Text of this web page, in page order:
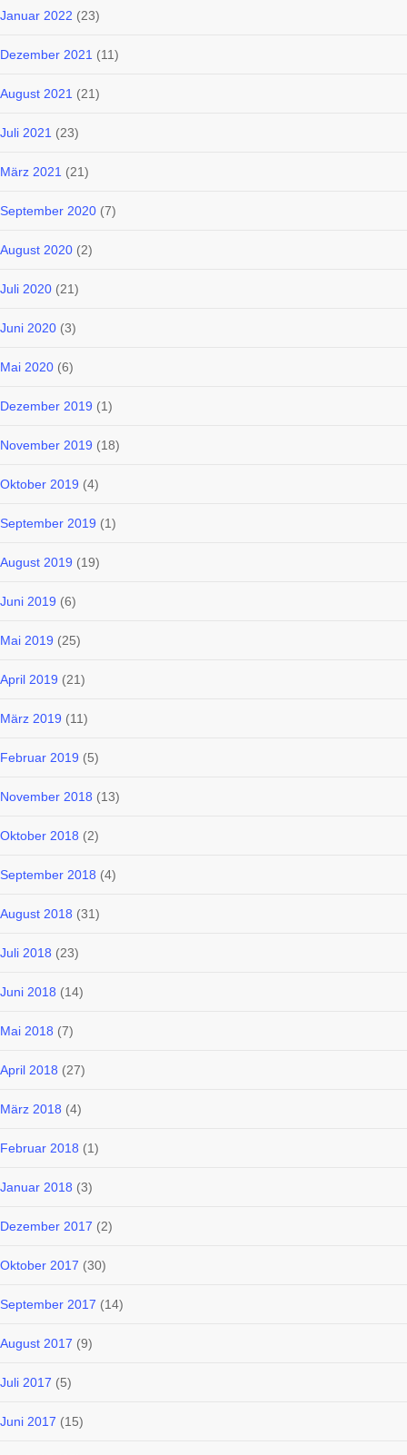
Januar 2022 (23)
Dezember 2021 (11)
August 2021 (21)
Juli 2021 (23)
März 2021 (21)
September 2020 (7)
August 2020 (2)
Juli 2020 (21)
Juni 2020 (3)
Mai 2020 (6)
Dezember 2019 (1)
November 2019 (18)
Oktober 2019 (4)
September 2019 (1)
August 2019 (19)
Juni 2019 (6)
Mai 2019 (25)
April 2019 (21)
März 2019 (11)
Februar 2019 (5)
November 2018 (13)
Oktober 2018 (2)
September 2018 (4)
August 2018 (31)
Juli 2018 (23)
Juni 2018 (14)
Mai 2018 (7)
April 2018 (27)
März 2018 (4)
Februar 2018 (1)
Januar 2018 (3)
Dezember 2017 (2)
Oktober 2017 (30)
September 2017 (14)
August 2017 (9)
Juli 2017 (5)
Juni 2017 (15)